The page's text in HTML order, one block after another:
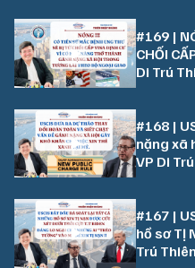
#169 |
CHỐI
Di Trú
#168 |
nặng xã
VP Di
#167 |
hồ sơ TỊ
Trú